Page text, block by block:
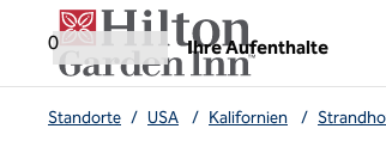
Weiter zum Inhalt
0
Ihre Aufenthalte
,öffnet neue Registerkarte
Standorte / USA / Kalifornien /